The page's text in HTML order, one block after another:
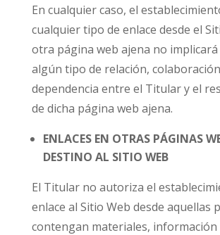
En cualquier caso, el
cualquier tipo de enlace desde el
otra página web ajena no implicará
algún tipo de relación,
dependencia entre el Titular y el
de dicha página web ajena.
ENLACES EN OTRAS PÁGINAS
DESTINO AL SITIO WEB
El Titular no autoriza el
enlace al Sitio Web desde aquellas
contengan materiales, información